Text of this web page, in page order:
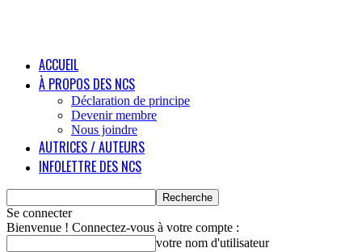
ACCUEIL
À PROPOS DES NCS
Déclaration de principe
Devenir membre
Nous joindre
AUTRICES / AUTEURS
INFOLETTRE DES NCS
Se connecter
Bienvenue ! Connectez-vous à votre compte :
votre nom d'utilisateur